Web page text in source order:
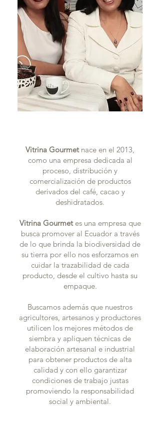
Vitrina Gourmet nace en el 2013,
como una empresa dedicada al
proceso, distribución y
comercialización de productos
derivados del café, cacao y
deshidratados.
Vitrina Gourmet es una empresa que
busca promover al Ecuador a través
de lo que brinda la biodiversidad de
su tierra por ello nos esforzamos en
cuidar la trazabilidad de cada
producto, desde el cultivo hasta su
empaque.
Buscamos además que nuestros
agricultores, artesanos y productores
utilicen los mejores métodos de
siembra y apliquen técnicas de
elaboración artesanal e industrial
para obtener productos de alta
calidad y con ello garantizar
condiciones de trabajo justas
promoviendo la responsabilidad
social y ambiental.